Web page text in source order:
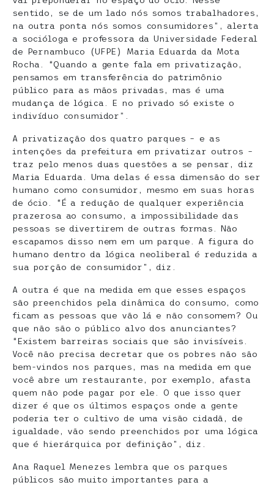
sentido, se de um lado nós somos trabalhadores,
na outra ponta nós somos consumidores”, alerta
a socióloga e professora da Universidade Federal
de Pernambuco (UFPE) Maria Eduarda da Mota
Rocha. “Quando a gente fala em privatização,
pensamos em transferência do patrimônio
público para as mãos privadas, mas é uma
mudança de lógica. E no privado só existe o
indivíduo consumidor”.
A privatização dos quatro parques – e as
intenções da prefeitura em privatizar outros –
traz pelo menos duas questões a se pensar, diz
Maria Eduarda. Uma delas é essa dimensão do ser
humano como consumidor, mesmo em suas horas
de ócio. “É a redução de qualquer experiência
prazerosa ao consumo, a impossibilidade das
pessoas se divertirem de outras formas. Não
escapamos disso nem em um parque. A figura do
humano dentro da lógica neoliberal é reduzida a
sua porção de consumidor”, diz.
A outra é que na medida em que esses espaços
são preenchidos pela dinâmica do consumo, como
ficam as pessoas que vão lá e não consomem? Ou
que não são o público alvo dos anunciantes?
“Existem barreiras sociais que são invisíveis.
Você não precisa decretar que os pobres não são
bem-vindos nos parques, mas na medida em que
você abre um restaurante, por exemplo, afasta
quem não pode pagar por ele. O que isso quer
dizer é que os últimos espaços onde a gente
poderia ter o cultivo de uma visão cidadã, de
igualdade, vão sendo preenchidos por uma lógica
que é hierárquica por definição”, diz.
Ana Raquel Menezes lembra que os parques
públicos são muito importantes para a